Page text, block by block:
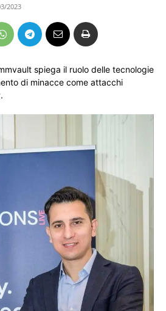
2023
spiega il ruolo delle tecnologie
di minacce come attacchi